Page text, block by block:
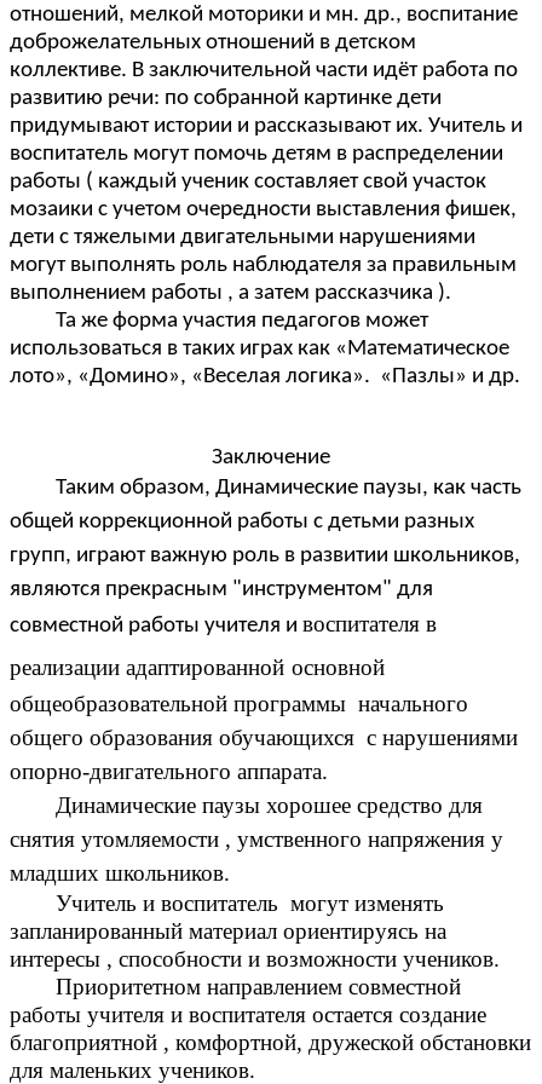
отношений, мелкой моторики и мн. др., воспитание
доброжелательных отношений в детском
коллективе. В заключительной части идёт работа по
развитию речи: по собранной картинке дети
придумывают истории и рассказывают их. Учитель и
воспитатель могут помочь детям в распределении
работы ( каждый ученик составляет свой участок
мозаики с учетом очередности выставления фишек,
дети с тяжелыми двигательными нарушениями
могут выполнять роль наблюдателя за правильным
выполнением работы , а затем рассказчика ).
Та же форма участия педагогов может
использоваться в таких играх как «Математическое
лото», «Домино», «Веселая логика». «Пазлы» и др.
Заключение
Таким образом, Динамические паузы, как часть
общей коррекционной работы с детьми разных
групп, играют важную роль в развитии школьников,
являются прекрасным "инструментом" для
совместной работы учителя и воспитателя в
реализации адаптированной основной
общеобразовательной программы начального
общего образования обучающихся с нарушениями
опорно-двигательного аппарата.
Динамические паузы хорошее средство для
снятия утомляемости , умственного напряжения у
младших школьников.
Учитель и воспитатель могут изменять
запланированный материал ориентируясь на
интересы , способности и возможности учеников.
Приоритетном направлением совместной
работы учителя и воспитателя остается создание
благоприятной , комфортной, дружеской обстановки
для маленьких учеников.